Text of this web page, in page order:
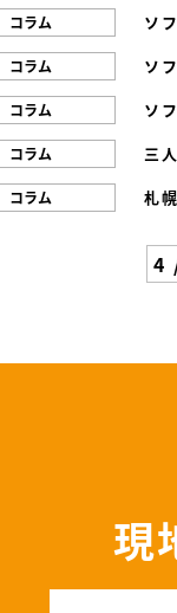
コラム
ソ
コラム
ソ
コラム
ソ
コラム
三
コラム 札
4
現